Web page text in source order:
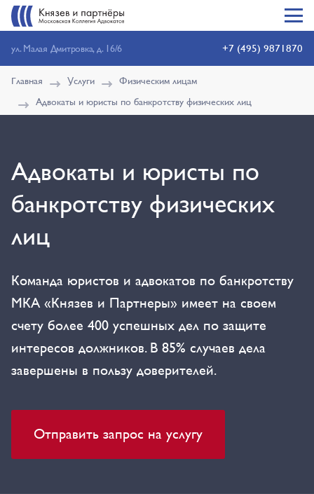
ул. Малая Дмитровка, д. 16/6 +7 (495) 9871870
Главная Услуги
Физическим лицам
Адвокаты и юристы по банкротству физических лиц
Адвокаты и юристы по
банкротству физических
лиц
Команда юристов и адвокатов по банкротству
МКА «Князев и Партнеры» имеет на своем
счету более 400 успешных дел по защите
интересов должников. В 85% случаев дела
завершены в пользу доверителей.
Отправить запрос на услугу